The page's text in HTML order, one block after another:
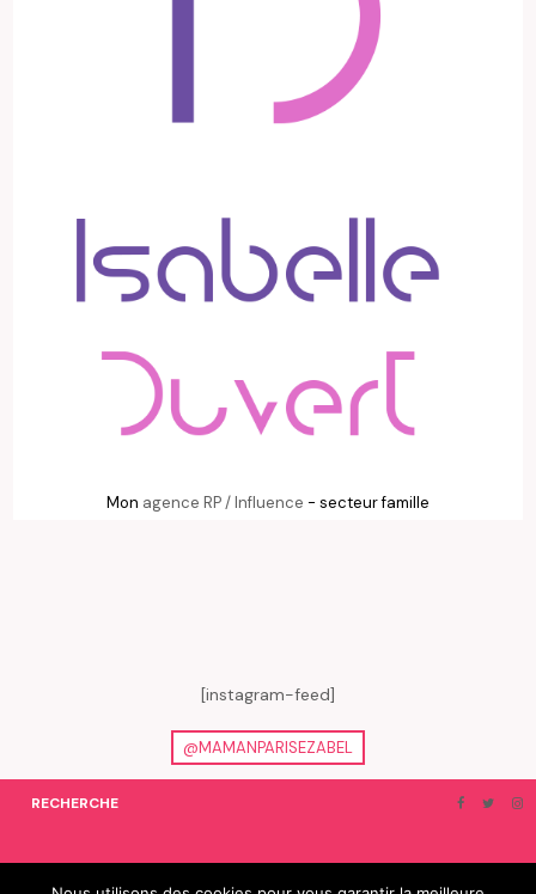
Mon agence RP / Influence - secteur famille
[instagram-feed]
@MAMANPARISEZABEL
RECHERCHE
ON EN PARLE… BLOGROLL